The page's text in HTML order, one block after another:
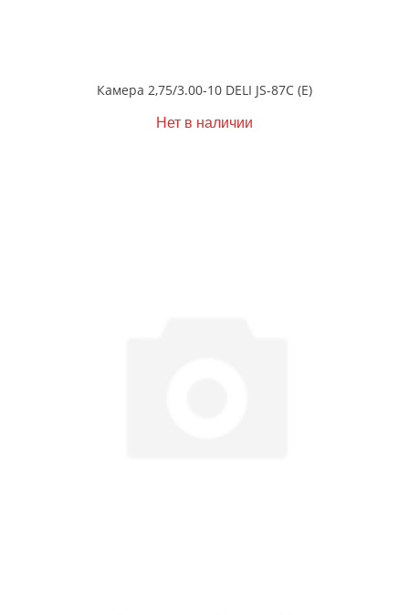
Камера 2,75/3.00-10 DELI JS-87C (Е)
Нет в наличии